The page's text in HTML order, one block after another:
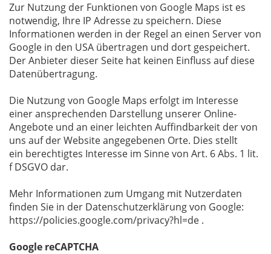
Zur Nutzung der Funktionen von Google Maps ist es
notwendig, Ihre IP Adresse zu speichern. Diese
Informationen werden in der Regel an einen Server von
Google in den USA übertragen und dort gespeichert.
Der Anbieter dieser Seite hat keinen Einfluss auf diese
Datenübertragung.
Die Nutzung von Google Maps erfolgt im Interesse
einer ansprechenden Darstellung unserer Online-
Angebote und an einer leichten Auffindbarkeit der von
uns auf der Website angegebenen Orte. Dies stellt
ein berechtigtes Interesse im Sinne von Art. 6 Abs. 1 lit.
f DSGVO dar.
Mehr Informationen zum Umgang mit Nutzerdaten
finden Sie in der Datenschutzerklärung von Google:
https://policies.google.com/privacy?hl=de .
Google reCAPTCHA